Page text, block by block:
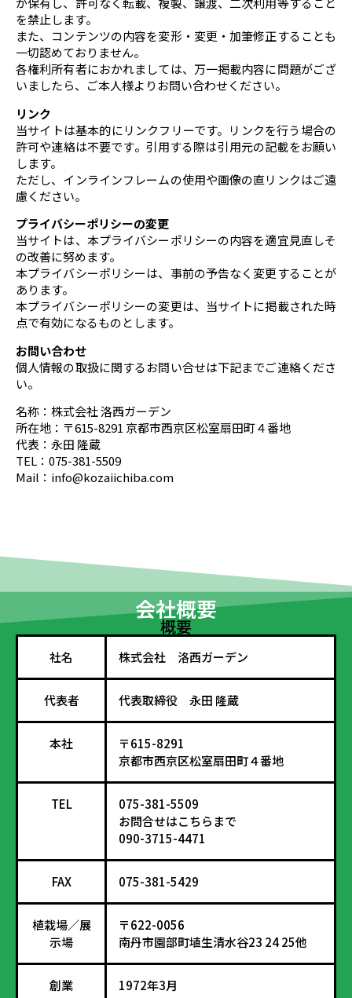
を禁止します。
また、コンテンツの内容を変形・変更・加筆修正することも
一切認めておりません。
各権利所有者におかれましては、万一掲載内容に問題がござ
いましたら、ご本人様よりお問い合わせください。
リンク
当サイトは基本的にリンクフリーです。リンクを行う場合の
許可や連絡は不要です。引用する際は引用元の記載をお願い
します。
ただし、インラインフレームの使用や画像の直リンクはご遠
慮ください。
プライバシーポリシーの変更
当サイトは、本プライバシーポリシーの内容を適宜見直しそ
の改善に努めます。
本プライバシーポリシーは、事前の予告なく変更することが
あります。
本プライバシーポリシーの変更は、当サイトに掲載された時
点で有効になるものとします。
お問い合わせ
個人情報の取扱に関するお問い合せは下記までご連絡くださ
い。
名称：株式会社 洛西ガーデン
所在地：〒615-8291 京都市西京区松室扇田町４番地
代表：永田 隆蔵
TEL：075-381-5509
Mail：
moc.abihciiazok
@ofni
会社概要
概要
社名 株式会社 洛西ガーデン
代表者 代表取締役 永田 隆蔵
本社
〒615-8291
京都市西京区松室扇田町４番地
TEL
075-381-5509
お問合せはこちらまで
090-3715-4471
FAX 075-381-5429
植栽場／展
示場
〒622-0056
南丹市園部町埴生清水谷23 24 25他
創業 1972年3月